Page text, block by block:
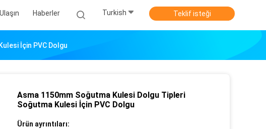
Haberler Turkish Teklif isteği
İçin PVC Dolgu
Asma 1150mm Soğutma Kulesi Dolgu Tipleri
Soğutma Kulesi İçin PVC Dolgu
Ürün ayrıntıları: